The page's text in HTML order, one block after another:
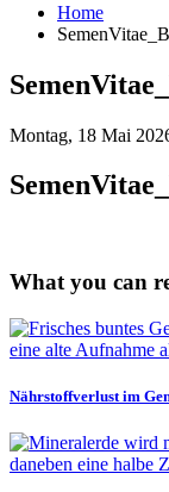
Home
Montag, 18 Mai
What you can
Nährstoffverlust im